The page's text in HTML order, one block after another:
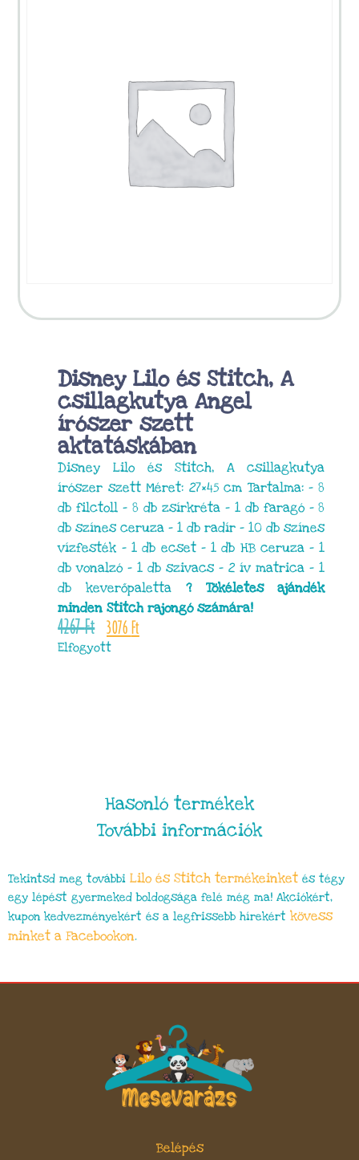
Disney Lilo és Stitch, A
csillagkutya Angel
írószer szett
aktatáskában
Disney Lilo és Stitch, A csillagkutya
írószer szett Méret: 27×45 cm Tartalma: – 8
db filctoll – 8 db zsírkréta – 1 db faragó – 8
db színes ceruza – 1 db radír – 10 db színes
vízfesték – 1 db ecset – 1 db HB ceruza – 1
db vonalzó – 1 db szivacs – 2 ív matrica – 1
db keverőpaletta ? Tökéletes ajándék
minden Stitch rajongó számára!
4267Ft 3076Ft
Elfogyott
Hasonló termékek
További információk
Tekintsd meg további Lilo és Stitch termékeinket és tégy
egy lépést gyermeked boldogsága felé még ma! Akciókért,
kupon kedvezményekért és a legfrissebb hírekért kövess
minket a Facebookon.
Belépés